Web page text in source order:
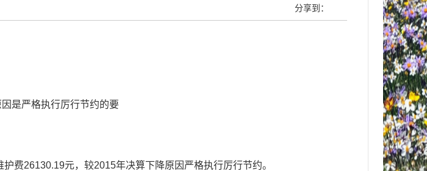
分享到：
是严格执行厉行节约的要
护费26130.19元，较2015年决算下降原因 严格执行厉行节约。